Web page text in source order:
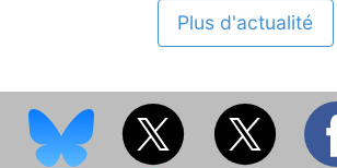
Plus d'actualité